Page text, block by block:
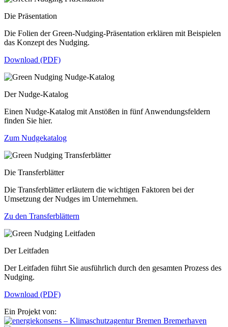
Die Präsentation
Die Folien der Green-Nudging-Präsentation erklären mit Beispielen
das Konzept des Nudging.
Download (PDF)
Der Nudge-Katalog
Einen Nudge-Katalog mit Anstößen in fünf Anwendungsfeldern
finden Sie hier.
Zum Nudgekatalog
Die Transferblätter
Die Transferblätter erläutern die wichtigen Faktoren bei der
Umsetzung der Nudges im Unternehmen.
Zu den Transferblättern
Der Leitfaden
Der Leitfaden führt Sie ausführlich durch den gesamten Prozess des
Nudging.
Download (PDF)
Ein Projekt von: